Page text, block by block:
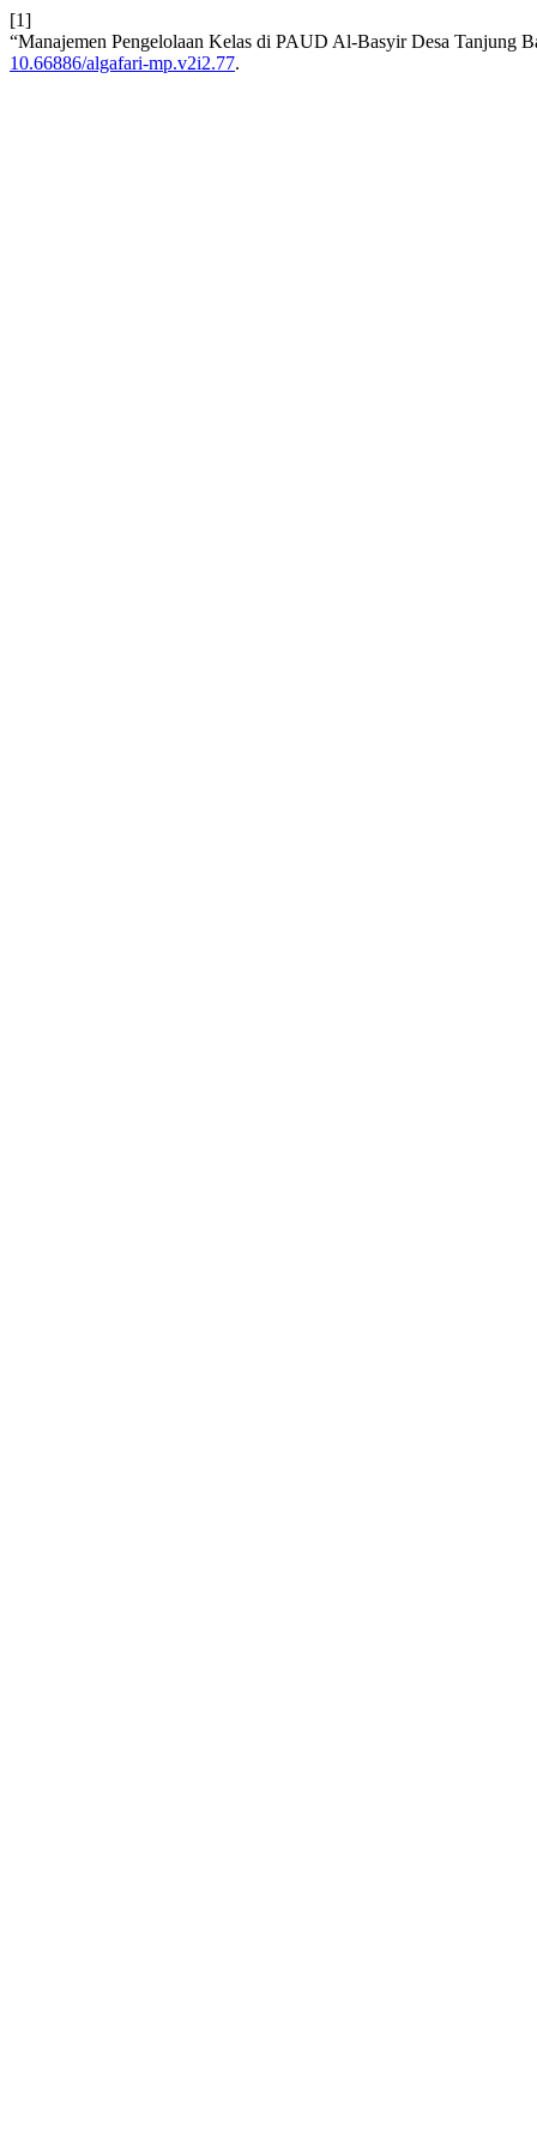
[1]
“Manajemen Pengelolaan Kelas di PAUD Al-Basyir Desa Tanjung
10.66886/algafari-mp.v2i2.77.